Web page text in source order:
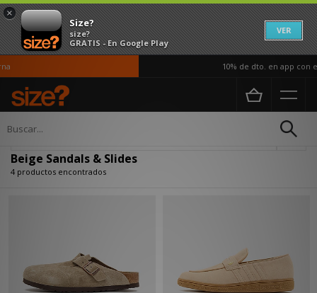
×
Size?
size?
GRATIS - En Google Play
VER
10% de dto. en app con el
Página principal
Beige Sandals & Slides
4 productos encontrados